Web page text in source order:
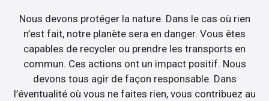
Nous devons protéger la nature. Dans le cas où rien
n’est fait, notre planète sera en danger. Vous êtes
capables de recycler ou prendre les transports en
commun. Ces actions ont un impact positif. Nous
devons tous agir de façon responsable. Dans
l’éventualité où vous ne faites rien, vous contribuez au